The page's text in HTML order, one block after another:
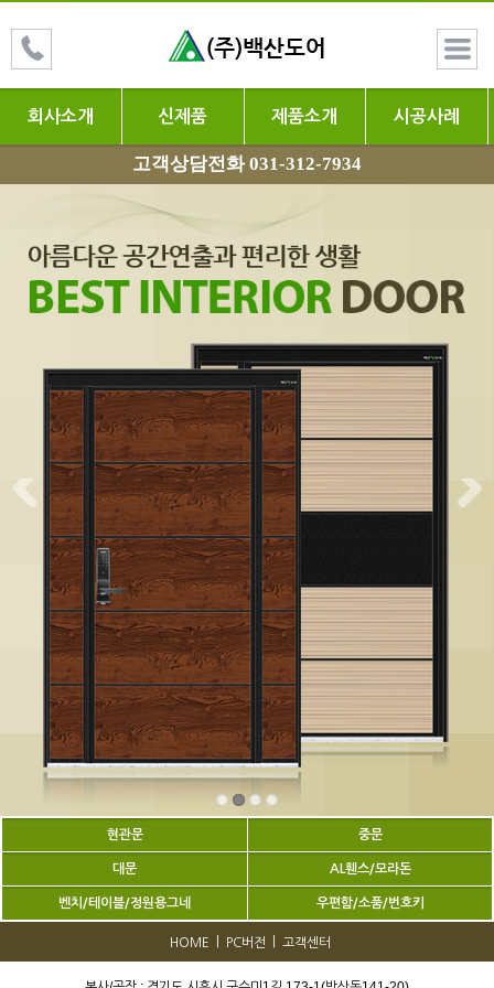
회사소개 신제품 제품소개 시공사례
고객상담전화 031-312-7934
현관문 중문
대문 AL휀스/모라돈
벤치/테이블/정원용그네 우편함/소품/번호키
HOME PC버전 고객센터